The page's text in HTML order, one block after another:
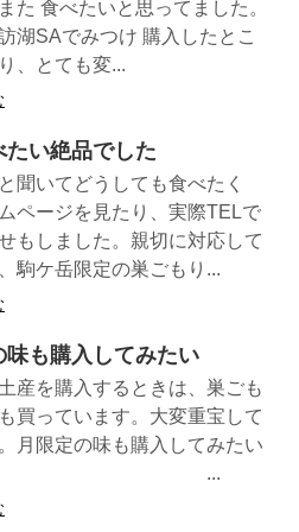
た 食べたいと思ってました。
湖SAでみつけ 購入したとこ
、とても変...
たい絶品でした
聞いてどうしても食べたく
ページを見たり、実際TELで
もしました。親切に対応して
駒ケ岳限定の巣ごもり...
味も購入してみたい
産を購入するときは、巣ごも
買っています。大変重宝して
月限定の味も購入してみたい
。 ...